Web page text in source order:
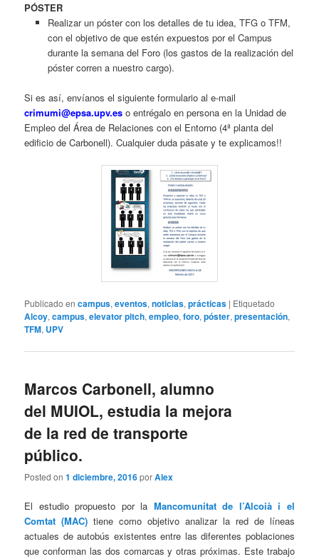
PÓSTER
Realizar un póster con los detalles de tu idea, TFG o TFM,
con el objetivo de que estén expuestos por el Campus
durante la semana del Foro (los gastos de la realización del
póster corren a nuestro cargo).
Si es así, envíanos el siguiente formulario al e-mail
crimumi@epsa.upv.es o entrégalo en persona en la Unidad de
Empleo del Área de Relaciones con el Entorno (4ª planta del
edificio de Carbonell). Cualquier duda pásate y te explicamos!!
Publicado en campus,eventos,noticias,prácticas | Etiquetado
Alcoy,campus,elevator pitch,empleo,foro,póster,presentación,
TFM, UPV
Marcos Carbonell, alumno
del MUIOL, estudia la mejora
de la red de transporte
público.
Posted on1 diciembre, 2016porAlex
El estudio propuesto por la Mancomunitat de l’Alcoià i el
Comtat (MAC) tiene como objetivo analizar la red de líneas
actuales de autobús existentes entre las diferentes poblaciones
que conforman las dos comarcas y otras próximas. Este trabajo